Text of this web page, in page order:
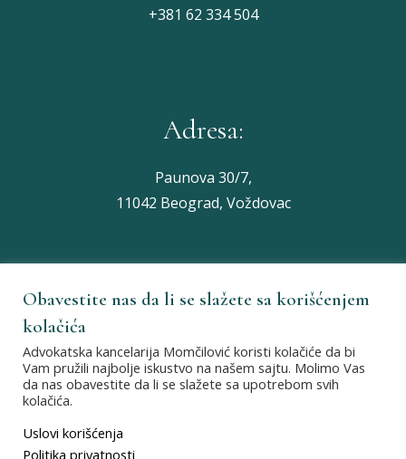
+381 62 334 504
Adresa:
Paunova 30/7,
11042 Beograd, Voždovac
Obavestite nas da li se slažete sa korišćenjem
kolačića
Advokatska kancelarija Momčilović koristi kolačiće da bi
Vam pružili najbolje iskustvo na našem sajtu. Molimo Vas
da nas obavestite da li se slažete sa upotrebom svih
kolačića.
Uslovi korišćenja
Politika privatnosti